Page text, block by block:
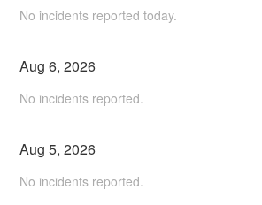
No incidents reported today.
Aug6,2026
No incidents reported.
Aug5,2026
No incidents reported.